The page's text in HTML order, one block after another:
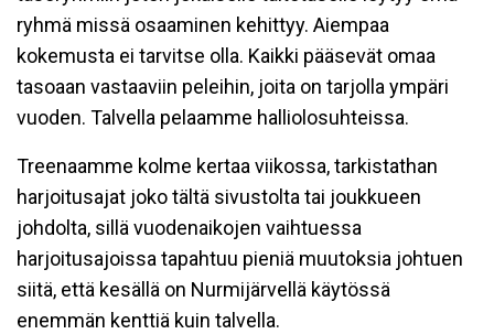
ryhmä missä osaaminen kehittyy. Aiempaa
kokemusta ei tarvitse olla. Kaikki pääsevät omaa
tasoaan vastaaviin peleihin, joita on tarjolla ympäri
vuoden. Talvella pelaamme halliolosuhteissa.
Treenaamme kolme kertaa viikossa, tarkistathan
harjoitusajat joko tältä sivustolta tai joukkueen
johdolta, sillä vuodenaikojen vaihtuessa
harjoitusajoissa tapahtuu pieniä muutoksia johtuen
siitä, että kesällä on Nurmijärvellä käytössä
enemmän kenttiä kuin talvella.